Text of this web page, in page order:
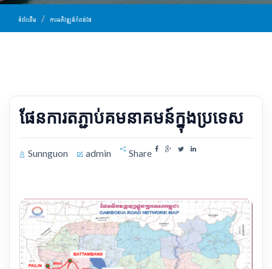
ទំព័រដើម ការអភិវឌ្ឍន៍កំពង់ផែ
ផែន​ការ​តភ្ជាប់គមនាគមន៍ក្នុងប្រទេស
Sunnguon admin Share